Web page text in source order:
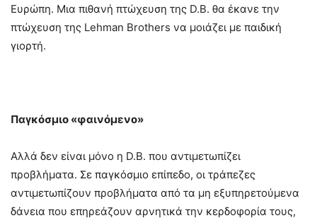
Ευρώπη. Μια πιθανή πτώχευση της D.B. θα έκανε την
πτώχευση της Lehman Brothers να μοιάζει με παιδική
γιορτή.
Παγκόσμιο «φαινόμενο»
Αλλά δεν είναι μόνο η D.B. που αντιμετωπίζει
προβλήματα. Σε παγκόσμιο επίπεδο, οι τράπεζες
αντιμετωπίζουν προβλήματα από τα μη εξυπηρετούμενα
δάνεια που επηρεάζουν αρνητικά την κερδοφορία τους,